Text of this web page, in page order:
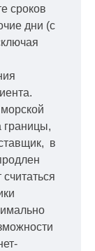
сроков
дни (с
границы,
в